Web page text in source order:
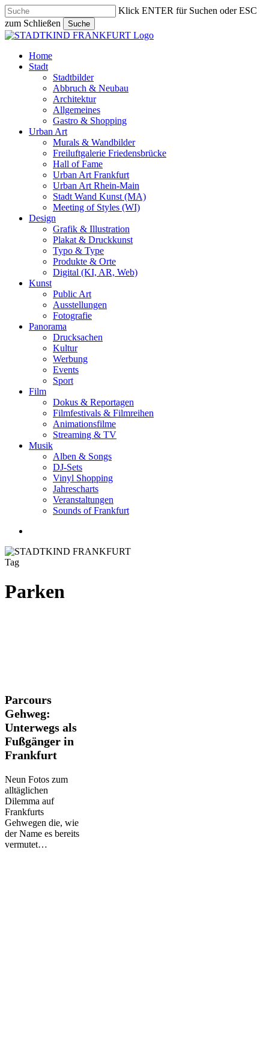
Skip
to
main
content
Klick ENTER für Suchen oder ESC
zum Schließen
Suche
Close
search
Menu
Home
Stadt
Stadtbilder
Abbruch & Neubau
Architektur
Allgemeines
Gastro & Shopping
Urban Art
Murals & Wandbilder
Freiluftgalerie Friedensbrücke
Hall of Fame
Urban Art Frankfurt
Urban Art Rhein-Main
Stadt Wand Kunst (MA)
Meeting of Styles (WI)
Design
Grafik & Illustration
Plakat & Druckkunst
Typo & Type
Produkte & Orte
Digital (KI, AR, Web)
Kunst
Public Art
Ausstellungen
Fotografie
Panorama
Drucksachen
Kultur
Werbung
Events
Sport
Film
Dokus & Reportagen
Filmfestivals & Filmreihen
Animationsfilme
Streaming & TV
Musik
Alben & Songs
DJ-Sets
Vinyl Shopping
Jahrescharts
Veranstaltungen
Sounds of Frankfurt
Tag
Parken
Parcours
Gehweg:
Unterwegs
als
Fußgänger
in
Frankfurt
Parcours
Gehweg:
Unterwegs als
Fußgänger in
Frankfurt
Neun Fotos zum
alltäglichen
Dilemma auf
Frankfurts
Gehwegen die, wie
der Name es bereits
vermutet…